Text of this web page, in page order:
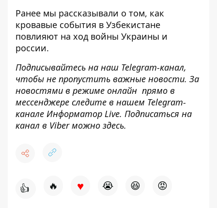
Ранее мы рассказывали о том, как
кровавые события в Узбекистане
повлияют на ход войны Украины и
россии.
Подписывайтесь на наш Telegram-канал,
чтобы не пропустить важные новости. За
новостями в режиме онлайн прямо в
мессенджере следите в нашем Telegram-
канале Информатор Live. Подписаться на
канал в Viber можно здесь.
👍 🔥 ♥ 😭 😆 😡